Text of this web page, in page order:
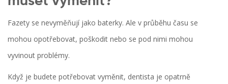
Fazety se nevyměňují jako baterky. Ale v průběhu času se
mohou opotřebovat, poškodit nebo se pod nimi mohou
vyvinout problémy.
Když je budete potřebovat vyměnit, dentista je opatrně